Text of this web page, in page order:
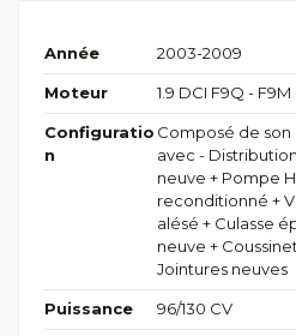
Année 2003-2009
Moteur 1.9 DCI F9Q - F9M
Configuratio
n
Composé de
avec -
neuve + Pompe
reconditionné +
alésé + Culasse
neuve +
Jointures neuves
Puissance 96/130 CV